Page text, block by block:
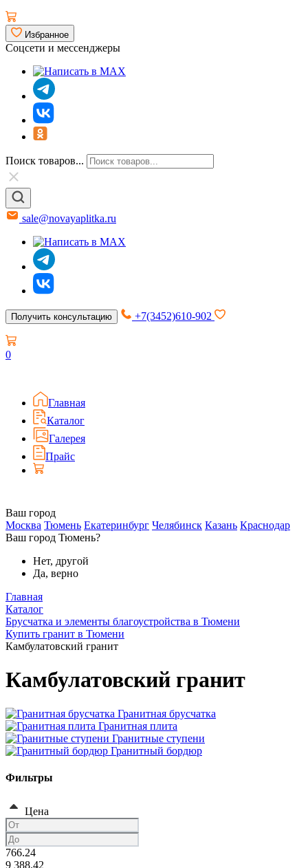
Избранное
Соцсети и мессенджеры
Поиск товаров...
sale@novayaplitka.ru
Получить консультацию +7(3452)610-902
0
Главная
Каталог
Галерея
Прайс
Ваш город
Москва Тюмень Екатеринбург Челябинск Казань Краснодар
Ваш город Тюмень?
Нет, другой
Да, верно
Главная
Каталог
Брусчатка и элементы благоустройства в Тюмени
Купить гранит в Тюмени
Камбулатовский гранит
Камбулатовский гранит
Гранитная брусчатка
Гранитная плита
Гранитные ступени
Гранитный бордюр
Фильтры
Цена
766.24
9 388.42